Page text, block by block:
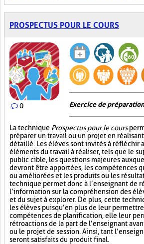
PROSPECTUS POUR LE COURS
0 Exercice de
La technique Prospectus pour le cours
préparer un travail ou un projet en
détaillé. Les élèves sont invités à réfléchir
éléments du travail à réaliser, tels que le
public cible, les questions majeures
devront être apportées, les compétences
ou améliorées et les produits ou les
technique permet donc à l’enseignant de
l’information sur la compréhension des
et du sujet à explorer. De plus, cette
les élèves puisqu’en plus de leur
compétences de planification, elle leur
rétroactions de la part de l’enseignant
ou le projet de session. Ainsi, tant
seront satisfaits du produit final.